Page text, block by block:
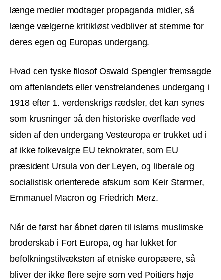
længe medier modtager propaganda midler, så
længe vælgerne kritikløst vedbliver at stemme for
deres egen og Europas undergang.
Hvad den tyske filosof Oswald Spengler fremsagde
om aftenlandets eller venstrelandenes undergang i
1918 efter 1. verdenskrigs rædsler, det kan synes
som krusninger på den historiske overflade ved
siden af den undergang Vesteuropa er trukket ud i
af ikke folkevalgte EU teknokrater, som EU
præsident Ursula von der Leyen, og liberale og
socialistisk orienterede afskum som Keir Starmer,
Emmanuel Macron og Friedrich Merz.
Når de først har åbnet døren til islams muslimske
broderskab i Fort Europa, og har lukket for
befolkningstilvæksten af etniske europæere, så
bliver der ikke flere sejre som ved Poitiers høje